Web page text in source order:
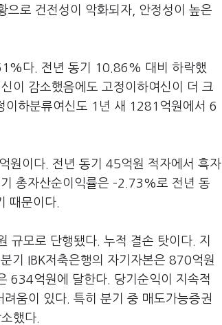
으로 건전성이 악화되자, 안정성이 높은
다. 전년 동기 10.86% 대비 하락했
이 감소했음에도 고정이하여신이 더 크
이하분류여신도 1년 새 1281억원에서 6
원이다. 전년 동기 45억원 적자에서 흑자
총자산순이익률은 –2.73%로 전년 동
때문이다.
규모로 단행됐다. 누적 결손 탓이다. 지
기 IBK저축은행의 자기자본은 870억원
634억원에 달한다. 당기순익이 지속적
움이 있다. 특히 분기 중 매도가능증권
했다.